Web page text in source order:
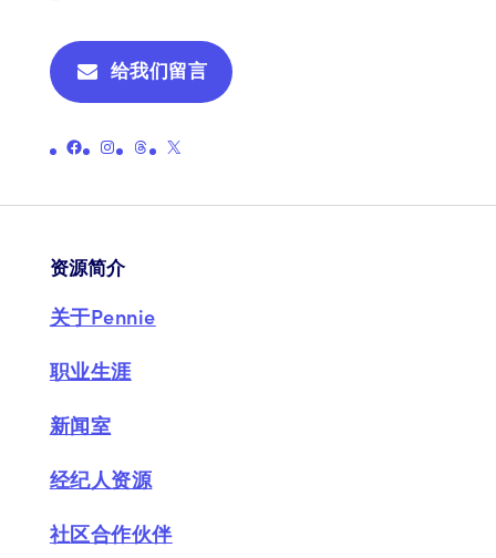
给我们留言
链接至彭尼的官方 Facebook 页面 链接至 Pennie 的官方 Instagram 页面 链接至 Pennie 的官方主题页面 链接至彭尼的官方 X（原 Twitter）页面
资源简介
关于Pennie
职业生涯
新闻室
经纪人资源
社区合作伙伴